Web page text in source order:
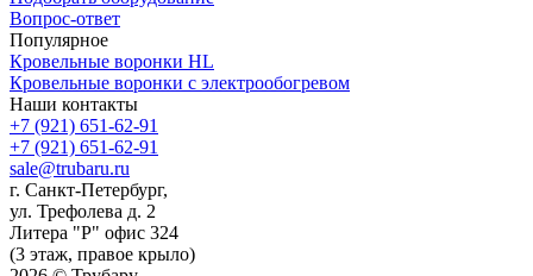
Вопрос-ответ
Популярное
Кровельные воронки HL
Кровельные воронки с электрообогревом
Наши контакты
+7 (921) 651-62-91
+7 (921) 651-62-91
sale@trubaru.ru
г. Санкт-Петербург,
ул. Трефолева д. 2
Литера "Р" офис 324
(3 этаж, правое крыло)